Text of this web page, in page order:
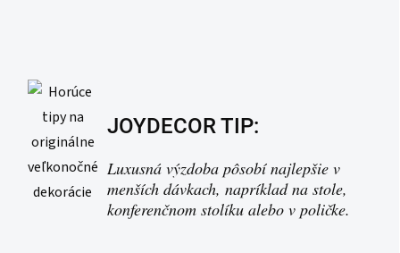
JOYDECOR TIP:
Luxusná výzdoba pôsobí najlepšie v
menších dávkach, napríklad na stole,
konferenčnom stolíku alebo v poličke.